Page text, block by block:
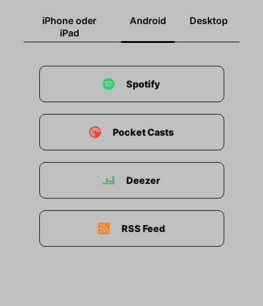
iPhone oder
iPad
Android Desktop
Spotify
Pocket Casts
Deezer
RSS Feed